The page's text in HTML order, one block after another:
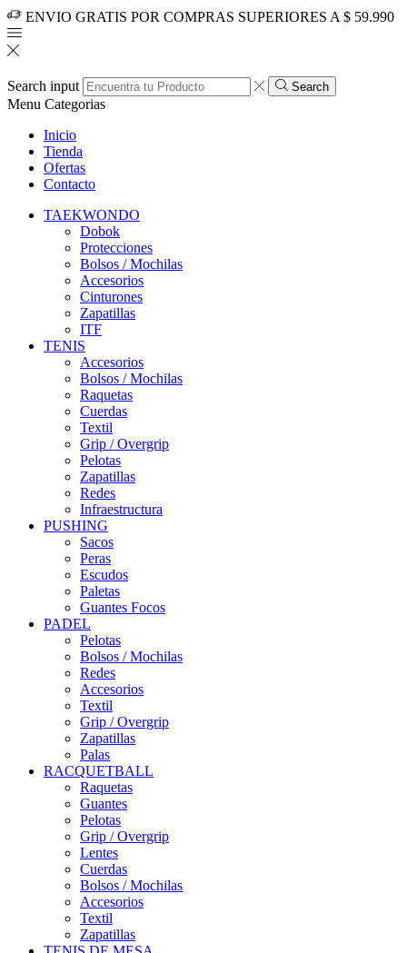
ENVIO GRATIS POR COMPRAS SUPERIORES A $ 59.990
Search input Search
Menu Categorias
Inicio
Tienda
Ofertas
Contacto
TAEKWONDO
Dobok
Protecciones
Bolsos / Mochilas
Accesorios
Cinturones
Zapatillas
ITF
TENIS
Accesorios
Bolsos / Mochilas
Raquetas
Cuerdas
Textil
Grip / Overgrip
Pelotas
Zapatillas
Redes
Infraestructura
PUSHING
Sacos
Peras
Escudos
Paletas
Guantes Focos
PADEL
Pelotas
Bolsos / Mochilas
Redes
Accesorios
Textil
Grip / Overgrip
Zapatillas
Palas
RACQUETBALL
Raquetas
Guantes
Pelotas
Grip / Overgrip
Lentes
Cuerdas
Bolsos / Mochilas
Accesorios
Textil
Zapatillas